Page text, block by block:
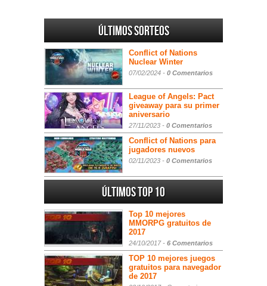
Últimos sorteos
Conflict of Nations
Nuclear Winter
07/02/2024 - 0 Comentarios
League of Angels: Pact
giveaway para su primer
aniversario
27/11/2023 - 0 Comentarios
Conflict of Nations para
jugadores nuevos
02/11/2023 - 0 Comentarios
Últimos Top 10
Top 10 mejores
MMORPG gratuitos de
2017
24/10/2017 - 6 Comentarios
TOP 10 mejores juegos
gratuitos para navegador
de 2017